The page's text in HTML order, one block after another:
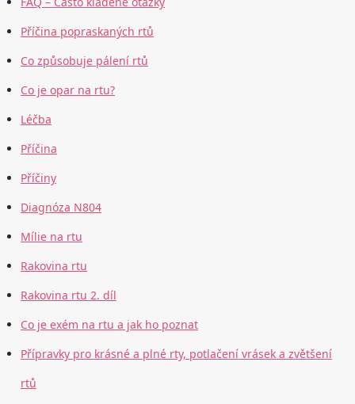
Příčina popraskaných rtů
Co způsobuje pálení rtů
Co je opar na rtu?
Léčba
Příčina
Příčiny
Diagnóza N804
Mílie na rtu
Rakovina rtu
Rakovina rtu 2. díl
Co je exém na rtu a jak ho poznat
Přípravky pro krásné a plné rty, potlačení vrásek a zvětšení
rtů